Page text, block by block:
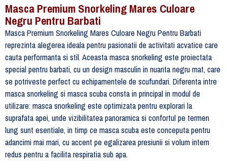
Masca Premium Snorkeling Mares Culoare
Negru Pentru Barbati
Masca Premium Snorkeling Mares Culoare Negru Pentru Barbati
reprezinta alegerea ideala pentru pasionatii de activitati acvatice care
cauta performanta si stil. Aceasta masca snorkeling este proiectata
special pentru barbati, cu un design masculin in nuanta negru mat, care
se potriveste perfect cu echipamentele de scufundari. Diferenta intre
masca snorkeling si masca scuba consta in principal in modul de
utilizare: masca snorkeling este optimizata pentru explorari la
suprafata apei, unde vizibilitatea panoramica si confortul pe termen
lung sunt esentiale, in timp ce masca scuba este conceputa pentru
adancimi mai mari, cu accent pe egalizarea presiunii si volum intern
redus pentru a facilita respiratia sub apa.